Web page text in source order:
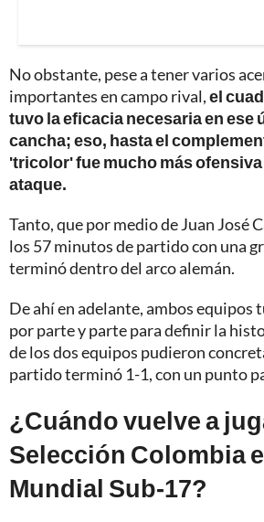
No obstante, pese a tener varios
importantes en campo rival,el
tuvo la eficacia necesaria en ese
cancha; eso, hasta el
'tricolor' fue mucho más
ataque.
Tanto, que por medio de Juan José
los 57 minutos de partido con una
terminó dentro del arco alemán.
De ahí en adelante, ambos equipos
por parte y parte para definir la
de los dos equipos pudieron
partido terminó 1-1, con un punto
¿Cuándo vuelve a
Selección Colombia
Mundial Sub-17?